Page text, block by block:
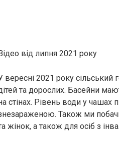
від липня 2021 року
вересні 2021 року
та дорослих. Басейни
стінах. Рівень води у чашах
Також ми
жінок, а також для осіб з